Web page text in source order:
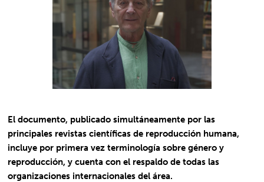
El documento, publicado simultáneamente por las
principales revistas científicas de reproducción humana,
incluye por primera vez terminología sobre género y
reproducción, y cuenta con el respaldo de todas las
organizaciones internacionales del área.